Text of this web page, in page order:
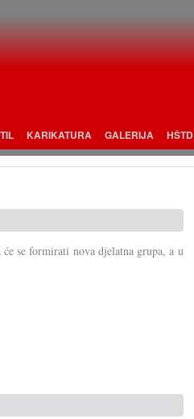
KARIKATURA GALERIJA HŠTD
se formirati nova djelatna grupa, a u